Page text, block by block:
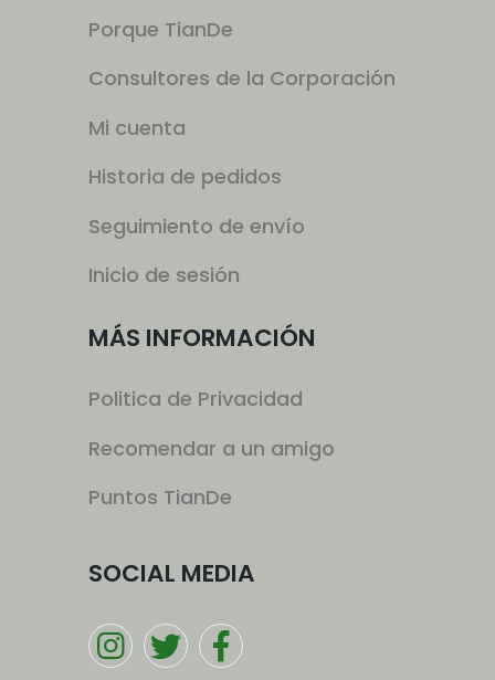
Porque TianDe
Consultores de la Corporación
Mi cuenta
Historia de pedidos
Seguimiento de envío
Inicio de sesión
MÁS INFORMACIÓN
Politica de Privacidad
Recomendar a un amigo
Puntos TianDe
SOCIAL MEDIA